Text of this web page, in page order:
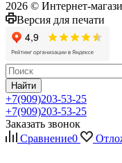
2026 © Интернет-
Версия для печати
Найти
+7(909)203-53-25
+7(909)203-53-25
Заказать звонок
Сравнение0